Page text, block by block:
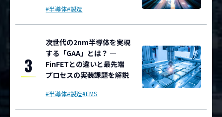
#半導体#製造
3
次世代の2nm半導体を実現
する「GAA」とは？ ―
FinFETとの違いと最先端
プロセスの実装課題を解説
#半導体#製造#EMS